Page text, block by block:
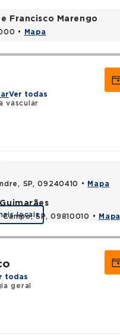
Francisco Marengo
• Mapa
Ver todas
vascular
SP, 09240410 • Mapa
SP, 09810010 • Mapa
locais
todas
geral